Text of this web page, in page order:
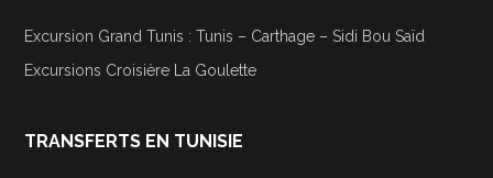
Excursion Grand Tunis : Tunis – Carthage – Sidi Bou Saïd
Excursions Croisière La Goulette
TRANSFERTS EN TUNISIE